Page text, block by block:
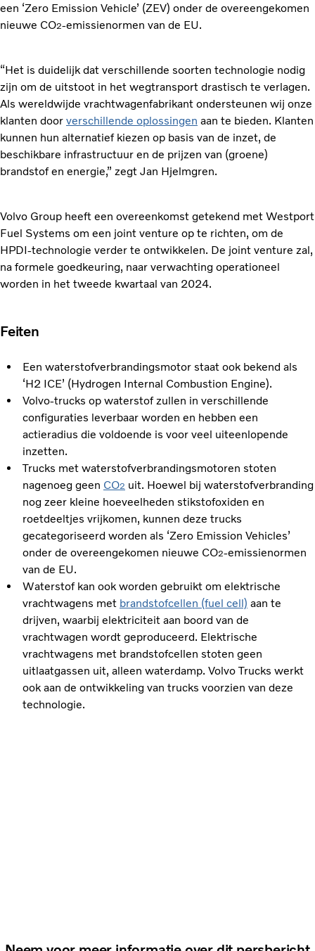
een ‘Zero Emission Vehicle’ (ZEV) onder de overeengekomen
nieuwe CO2-emissienormen van de EU.
“Het is duidelijk dat verschillende soorten technologie nodig
zijn om de uitstoot in het wegtransport drastisch te verlagen.
Als wereldwijde vrachtwagenfabrikant ondersteunen wij onze
klanten door verschillende oplossingen aan te bieden. Klanten
kunnen hun alternatief kiezen op basis van de inzet, de
beschikbare infrastructuur en de prijzen van (groene)
brandstof en energie,” zegt Jan Hjelmgren.
Volvo Group heeft een overeenkomst getekend met Westport
Fuel Systems om een joint venture op te richten, om de
HPDI-technologie verder te ontwikkelen. De joint venture zal,
na formele goedkeuring, naar verwachting operationeel
worden in het tweede kwartaal van 2024.
Feiten
Een waterstofverbrandingsmotor staat ook bekend als
‘H2 ICE’ (Hydrogen Internal Combustion Engine).
Volvo-trucks op waterstof zullen in verschillende
configuraties leverbaar worden en hebben een
actieradius die voldoende is voor veel uiteenlopende
inzetten.
Trucks met waterstofverbrandingsmotoren stoten
nagenoeg geen CO2 uit. Hoewel bij waterstofverbranding
nog zeer kleine hoeveelheden stikstofoxiden en
roetdeeltjes vrijkomen, kunnen deze trucks
gecategoriseerd worden als ‘Zero Emission Vehicles’
onder de overeengekomen nieuwe CO2-emissienormen
van de EU.
Waterstof kan ook worden gebruikt om elektrische
vrachtwagens met brandstofcellen (fuel cell) aan te
drijven, waarbij elektriciteit aan boord van de
vrachtwagen wordt geproduceerd. Elektrische
vrachtwagens met brandstofcellen stoten geen
uitlaatgassen uit, alleen waterdamp. Volvo Trucks werkt
ook aan de ontwikkeling van trucks voorzien van deze
technologie.